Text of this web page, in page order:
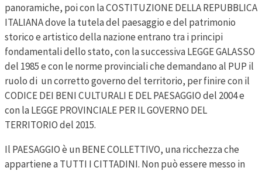
panoramiche, poi con la COSTITUZIONE DELLA REPUBBLICA
ITALIANA dove la tutela del paesaggio e del patrimonio
storico e artistico della nazione entrano tra i principi
fondamentali dello stato, con la successiva LEGGE GALASSO
del 1985 e con le norme provinciali che demandano al PUP il
ruolo di un corretto governo del territorio, per finire con il
CODICE DEI BENI CULTURALI E DEL PAESAGGIO del 2004 e
con la LEGGE PROVINCIALE PER IL GOVERNO DEL
TERRITORIO del 2015.
Il PAESAGGIO è un BENE COLLETTIVO, una ricchezza che
appartiene a TUTTI I CITTADINI. Non può essere messo in